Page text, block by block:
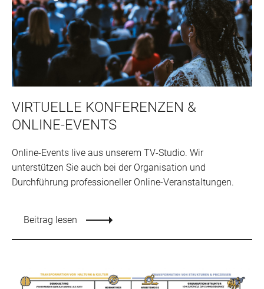
VIRTUELLE KONFERENZEN &
ONLINE-EVENTS
Online-Events live aus unserem TV-Studio. Wir
unterstützen Sie auch bei der Organisation und
Durchführung professioneller Online-Veranstaltungen.
Beitrag lesen